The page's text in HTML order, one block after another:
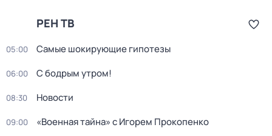
РЕН ТВ
05:00 Самые шoкиpующие гипотезы
06:00 С бодрым утром!
08:30 Новости
09:00 «Военная тайна» с Игорем Прокопенко